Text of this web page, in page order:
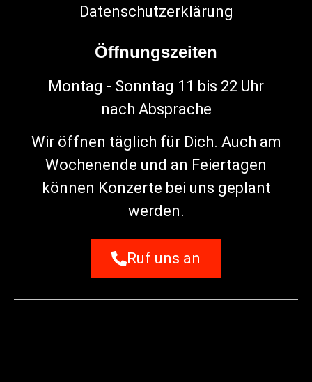
Datenschutzerklärung
Öffnungszeiten
Montag - Sonntag 11 bis 22 Uhr
nach Absprache
Wir öffnen täglich für Dich. Auch am
Wochenende und an Feiertagen
können Konzerte bei uns geplant
werden.
Ruf uns an